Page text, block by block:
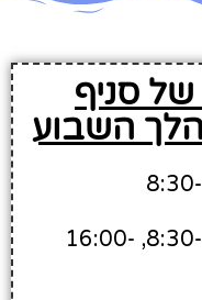
סניף
השבוע
שעות פתיחה ביום ב': 8:30-13:00, 16:00-